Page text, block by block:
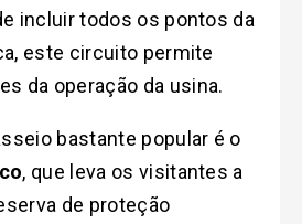
incluir todos os pontos da
este circuito permite
da operação da usina.
bastante popular é o
, que leva os visitantes a
de proteção